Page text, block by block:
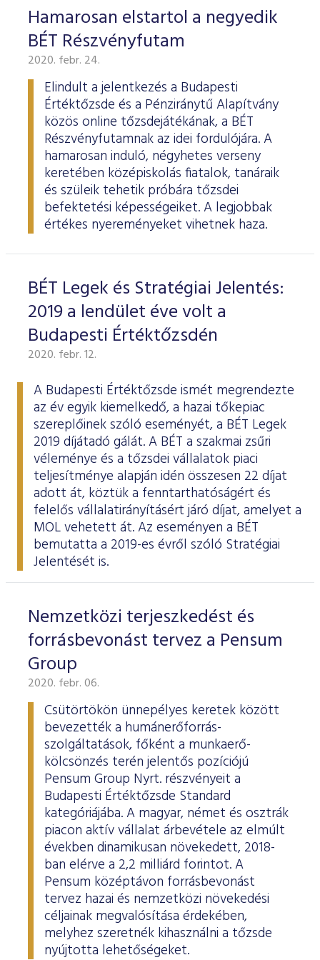
Hamarosan elstartol a negyedik
BÉT Részvényfutam
2020. febr. 24.
Elindult a jelentkezés a Budapesti
Értéktőzsde és a Pénziránytű Alapítvány
közös online tőzsdejátékának, a BÉT
Részvényfutamnak az idei fordulójára. A
hamarosan induló, négyhetes verseny
keretében középiskolás fiatalok, tanáraik
és szüleik tehetik próbára tőzsdei
befektetési képességeiket. A legjobbak
értékes nyereményeket vihetnek haza.
BÉT Legek és Stratégiai Jelentés:
2019 a lendület éve volt a
Budapesti Értéktőzsdén
2020. febr. 12.
A Budapesti Értéktőzsde ismét megrendezte
az év egyik kiemelkedő, a hazai tőkepiac
szereplőinek szóló eseményét, a BÉT Legek
2019 díjátadó gálát. A BÉT a szakmai zsűri
véleménye és a tőzsdei vállalatok piaci
teljesítménye alapján idén összesen 22 díjat
adott át, köztük a fenntarthatóságért és
felelős vállalatirányításért járó díjat, amelyet a
MOL vehetett át. Az eseményen a BÉT
bemutatta a 2019-es évről szóló Stratégiai
Jelentését is.
Nemzetközi terjeszkedést és
forrásbevonást tervez a Pensum
Group
2020. febr. 06.
Csütörtökön ünnepélyes keretek között
bevezették a humánerőforrás-
szolgáltatások, főként a munkaerő-
kölcsönzés terén jelentős pozíciójú
Pensum Group Nyrt. részvényeit a
Budapesti Értéktőzsde Standard
kategóriájába. A magyar, német és osztrák
piacon aktív vállalat árbevétele az elmúlt
években dinamikusan növekedett, 2018-
ban elérve a 2,2 milliárd forintot. A
Pensum középtávon forrásbevonást
tervez hazai és nemzetközi növekedési
céljainak megvalósítása érdekében,
melyhez szeretnék kihasználni a tőzsde
nyújtotta lehetőségeket.